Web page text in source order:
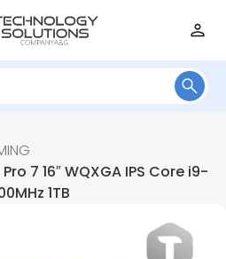
7 16″ WQXGA IPS Core i9-
1TB